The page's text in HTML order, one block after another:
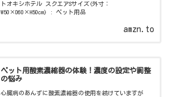
トオキシホテル スクエアSサイズ(外寸：
W50×D60×H50cm) : ペット用品
amzn.to
ペット用酸素濃縮器の体験！濃度の設定や調整
の悩み
心臓病のあんずに酸素濃縮器の使用を続けていますが